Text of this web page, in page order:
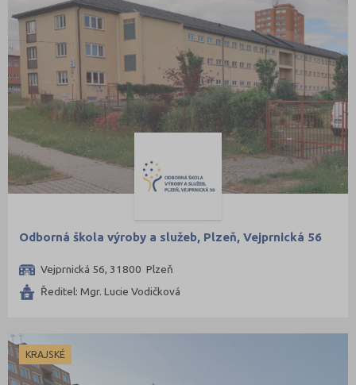
Odborná škola výroby a služeb, Plzeň, Vejprnická 56
Vejprnická 56, 31800 Plzeň
Ředitel: Mgr. Lucie Vodičková
KRAJSKÉ